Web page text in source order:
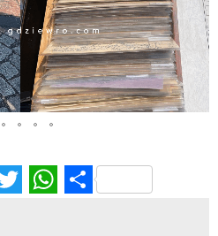
TwitterWhatsApp